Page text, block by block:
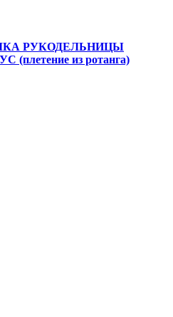
РУКОДЕЛЬНИЦЫ
(плетение из ротанга)